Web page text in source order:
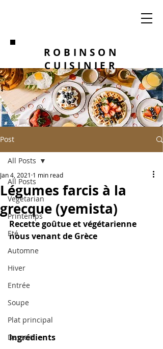
ROBINSON
CUISINIER
Post
All Posts
Vegetarian
Printemps
Eté
Automne
Hiver
Entrée
Soupe
Plat principal
Dessert
All Posts
Légumes farcis à la
grecque (yemista)
Jan 4, 2021 1 min read
Recette goûtue et végétarienne
nous venant de Grèce
Ingrédients